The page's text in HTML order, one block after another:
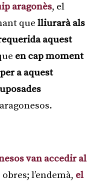
aragonès, el
que lliurarà als
aquest
en cap moment
a aquest
aragonesos.
van accedir al
l’endemà, el